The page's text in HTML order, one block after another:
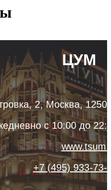
ЦУМ
2, Москва,
с 10:00 до
+7 (495) 933-73-